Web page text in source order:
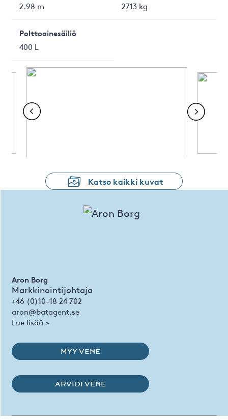
2.98 m 2713 kg
Polttoainesäiliö
400 L
Katso kaikki kuvat
Aron Borg
Markkinointijohtaja
+46 (0)10-18 24 702
aron@batagent.se
Lue lisää >
MYY VENE
ARVIOI VENE